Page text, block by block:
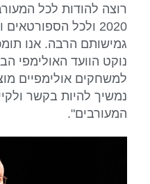
רוצה להודות לכל
2020 ולכל
גמישותם הרבה. אנו
נוקט הוועד האולימפי
נמשיך להיות בקשר
המעורבים".